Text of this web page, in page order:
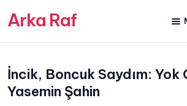
Arka Raf
ANA SAYFA
HAKKIMIZDA
KİTAP SATIŞ
İncik, Boncuk Saydım: Yok
Yasemin Şahin